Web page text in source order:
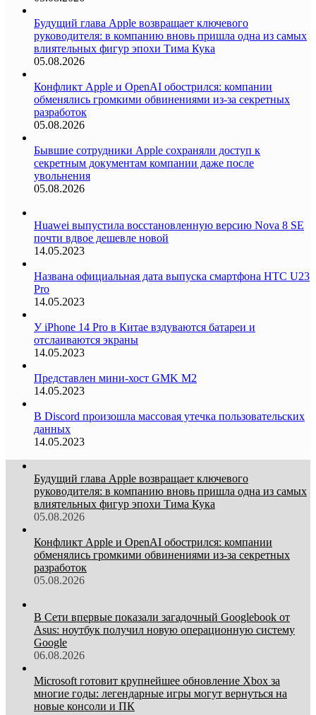
Будущий глава Apple возвращает ключевого
руководителя: в компанию вновь пришла одна из самых
влиятельных фигур эпохи Тима Кука
05.08.2026
Конфликт Apple и OpenAI обострился: компании
обменялись громкими обвинениями из-за секретных
разработок
05.08.2026
Бывшие сотрудники Apple сохраняли доступ к
секретным документам компании даже после
увольнения
05.08.2026
Huawei выпустила восстановленную версию Nova 8 SE
почти вдвое дешевле новой
14.05.2023
Названа официальная дата выпуска смартфона HTC U23
Pro
14.05.2023
У iPhone 14 Pro в Китае вздуваются батареи и
отслаиваются экраны
14.05.2023
Представлен мини-хост GMK M2
14.05.2023
В Discord произошла массовая утечка пользовательских
данных
14.05.2023
Будущий глава Apple возвращает ключевого
руководителя: в компанию вновь пришла одна из самых
влиятельных фигур эпохи Тима Кука
05.08.2026
Конфликт Apple и OpenAI обострился: компании
обменялись громкими обвинениями из-за секретных
разработок
05.08.2026
В Сети впервые показали загадочный Googlebook от
Asus: ноутбук получил новую операционную систему
Google
06.08.2026
Microsoft готовит крупнейшее обновление Xbox за
многие годы: легендарные игры могут вернуться на
новые консоли и ПК